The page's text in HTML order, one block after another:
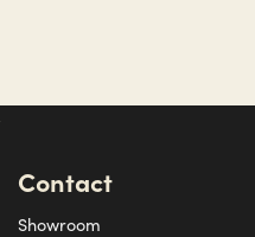
Contact
Showroom